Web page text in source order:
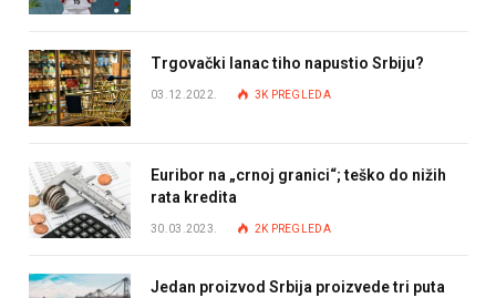
Trgovački lanac tiho napustio Srbiju?
03.12.2022. 3K PREGLEDA
Euribor na „crnoj granici“; teško do nižih
rata kredita
30.03.2023. 2K PREGLEDA
Jedan proizvod Srbija proizvede tri puta